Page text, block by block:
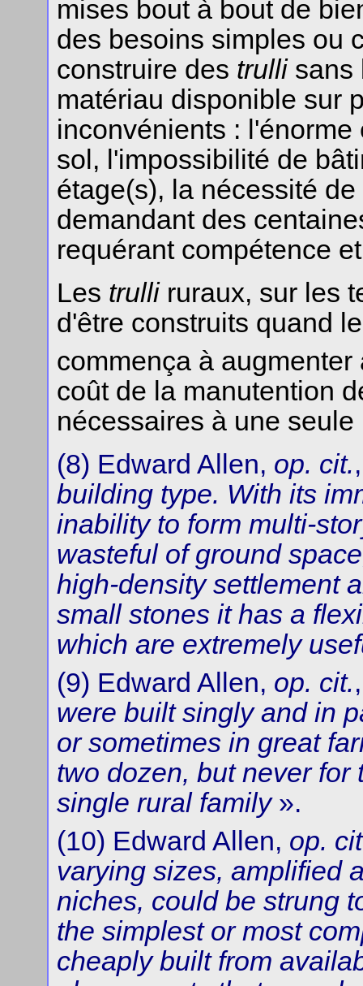
mises bout à bout de
des besoins simples ou
construire des trullisans
matériau disponible sur
inconvénients :
sol, l'impossibilité de
étage(s), la nécessité
demandant des
requérant compétence
Les trulliruraux, sur les
d'être construits quand
commença à augmenter
coût de la manutention
nécessaires à une
(8) Edward Allen, op. cit.
building type. With its
inability to form multi-
wasteful of ground
high-density settlement
small stones it has a
which are extremely
(9) Edward Allen, op. cit.
were built singly and in
or sometimes in great
two dozen, but never
single rural family».
(10) Edward Allen, op.
varying sizes, amplified
niches, could be strung
the simplest or most
cheaply built from